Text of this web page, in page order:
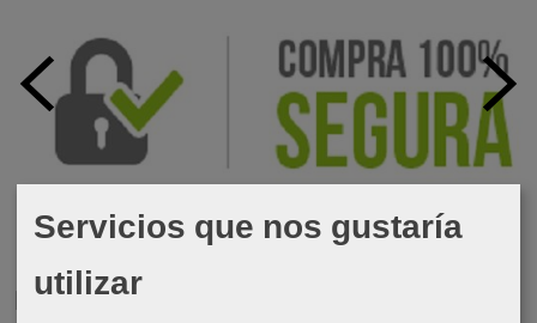
Marcas
Servicios que nos gustaría
utilizar